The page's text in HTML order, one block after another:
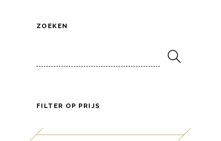
ZOEKEN
FILTER OP PRIJS